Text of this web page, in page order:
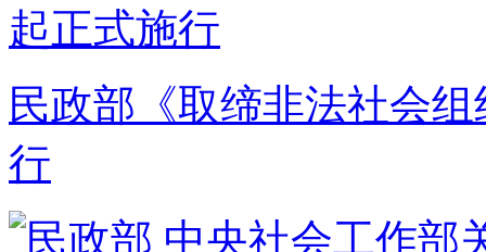
民政部《取缔非法社会
行